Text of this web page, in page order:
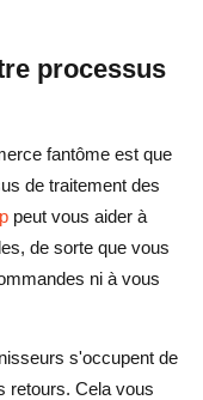
processus
fantôme est que
de traitement des
peut vous aider à
de sorte que vous
ni à vous
s'occupent de
retours. Cela vous